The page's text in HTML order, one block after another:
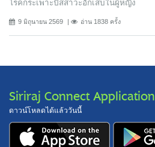
โรคกระเพาะปัสสาวะอักเสบในผู้หญิง
9 มิถุนายน 2569 อ่าน 1838 ครั้ง
Siriraj Connect Application
ดาวน์โหลดได้แล้ววันนี้